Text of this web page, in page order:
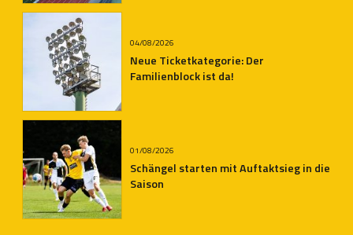
04/08/2026
Neue Ticketkategorie: Der
Familienblock ist da!
01/08/2026
Schängel starten mit Auftaktsieg in die
Saison